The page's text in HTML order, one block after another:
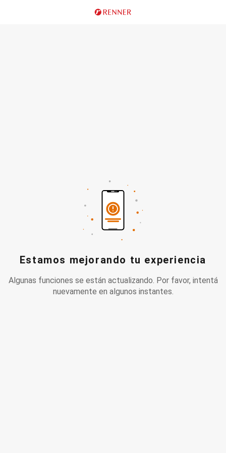
Estamos mejorando tu experiencia
Algunas funciones se están actualizando. Por favor, intentá
nuevamente en algunos instantes.